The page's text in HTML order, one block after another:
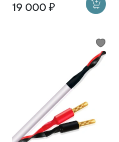
19 000 ₽